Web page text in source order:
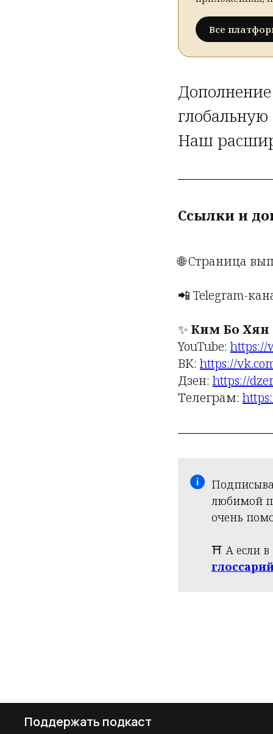
Все
Наш
Ссылки и
🌐 Страница
📲 Telegram-
✨ Ким Бо Хян
YouTube:https://
ВК:https://
Дзен:https://
Телеграм:
любимой
очень
⛩️ А если в
Поддержать подкаст